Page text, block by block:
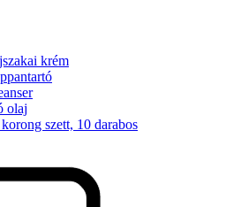
krém
olaj
szett, 10 darabos